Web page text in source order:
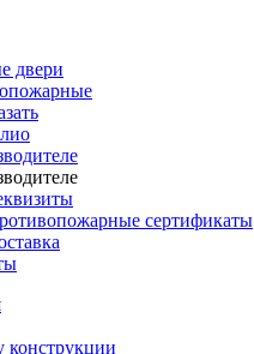
двери
сертификаты
конструкции